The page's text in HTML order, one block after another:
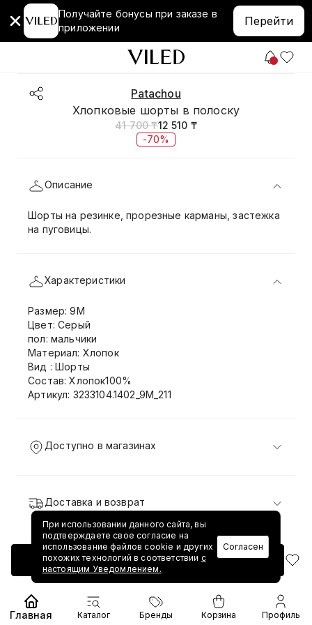
Получайте бонусы при заказе в
приложении
Перейти
Patachou
Хлопковые шорты в полоску
41 700 ₸12 510 ₸
-70%
Добавить в корзину
Описание
Шорты на резинке, прорезные карманы, застежка
на пуговицы.
Характеристики
Размер: 9M
Цвет: Серый
пол: мальчики
Материал: Хлопок
Вид : Шорты
Состав: Хлопок100%
Артикул: 3233104.1402_9M_211
Доступно в магазинах
Доставка и возврат
При использовании данного сайта, вы
подтверждаете свое согласие на
использование файлов cookie и других
похожих технологий в соответствии с
настоящим Уведомлением.
Согласен
Главная Каталог Бренды Корзина Профиль